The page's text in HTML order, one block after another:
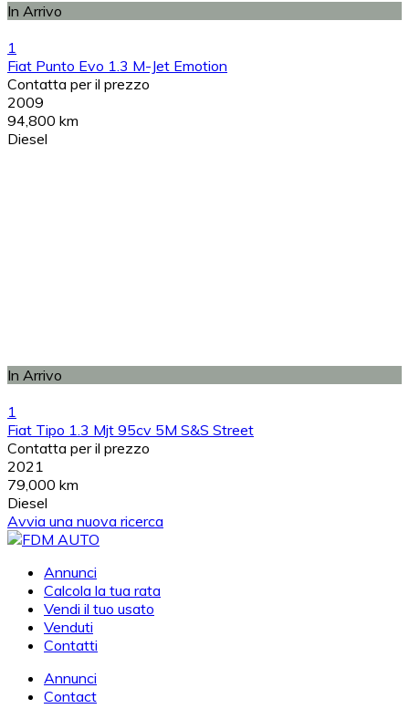
In Arrivo
1
Fiat Punto Evo 1.3 M-Jet Emotion
Contatta per il prezzo
2009
94,800 km
Diesel
In Arrivo
1
Fiat Tipo 1.3 Mjt 95cv 5M S&S Street
Contatta per il prezzo
2021
79,000 km
Diesel
Avvia una nuova ricerca
Annunci
Calcola la tua rata
Vendi il tuo usato
Venduti
Contatti
Annunci
Contact